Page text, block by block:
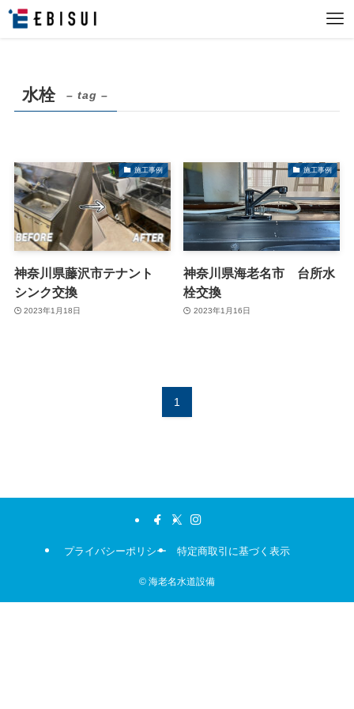
水栓 – tag –
施工事例
神奈川県藤沢市テナント
シンク交換
2023年1月18日
施工事例
神奈川県海老名市 台所水
栓交換
2023年1月16日
1
プライバシーポリシー 特定商取引に基づく表示
© 海老名水道設備